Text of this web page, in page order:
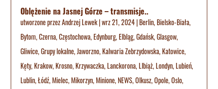
Oblężenie na Jasnej Górze – transmisje..
utworzone przezAndrzej Lewek|wrz 21, 2024|Berlin,Bielsko-Biała,
Bytom,Czerna,Częstochowa,Edynburg,Elbląg,Gdańsk,Glasgow,
Gliwice,Grupy lokalne,Jaworzno,Kalwaria Zebrzydowska,Katowice,
Kęty,Krakow,Krosno,Krzywaczka,Lanckorona,LIbiąż,Londyn,Lubień,
Lublin,Łódź,Mielec,Mikorzyn,Minione,NEWS,Olkusz,Opole,Oslo,